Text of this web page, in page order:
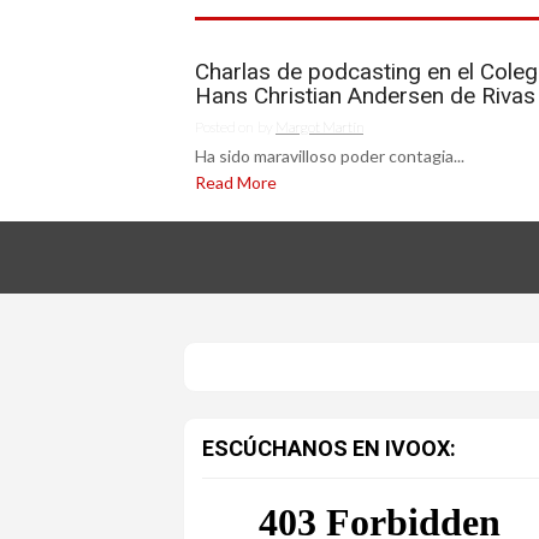
Charlas de podcasting en el
Hans Christian Andersen de Rivas
Margot Martín
Ha sido maravilloso poder contagia...
Read More
ESCÚCHANOS EN IVOOX: